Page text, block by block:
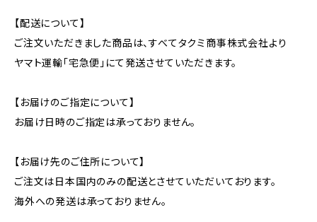
【配送について】
ご注文いただきました商品は、すべてタクミ商事株式会社より
ヤマト運輸「宅急便」にて発送させていただきます。
【お届けのご指定について】
お届け日時のご指定は承っておりません。
【お届け先のご住所について】
ご注文は日本国内のみの配送とさせていただいております。
海外への発送は承っておりません。